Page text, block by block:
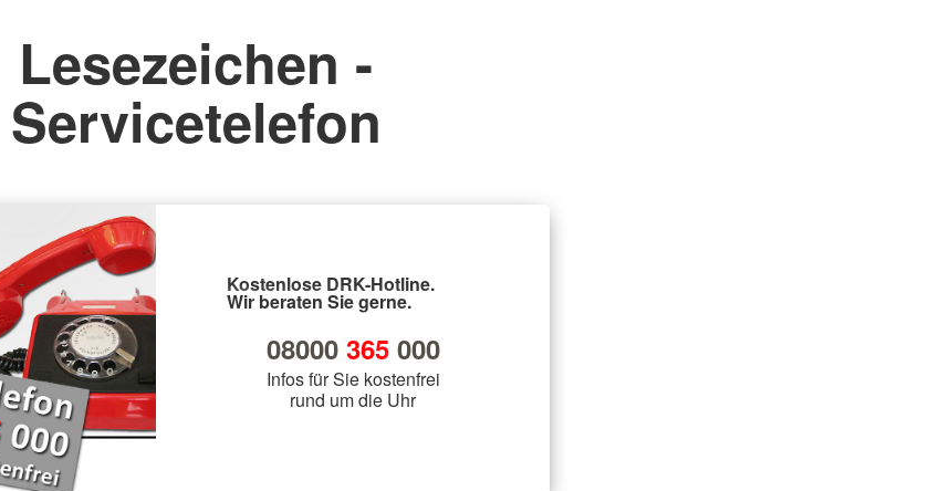
Lesezeichen -
Servicetelefon
Kostenlose DRK-Hotline.
Wir beraten Sie gerne.
08000 365000
Infos für Sie kostenfrei
rund um die Uhr